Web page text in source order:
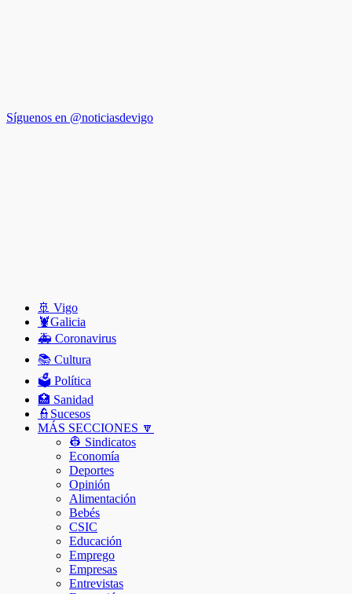
Síguenos en @noticiasdevigo
🚢 Vigo
🦞️Galicia
🚑 Coronavirus
📚 Cultura
🗳️ Política
🏥 Sanidad
👮Sucesos
MÁS SECCIONES 🔽
👷 Sindicatos
Economía
Deportes
Opinión
Alimentación
Bebés
CSIC
Educación
Emprego
Empresas
Entrevistas